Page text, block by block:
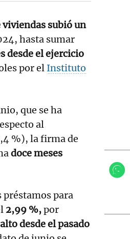
subió un
hasta sumar
desde el ejercicio
por el Instituto
que se ha
al
%), la firma de
doce meses
préstamos para
2,99 %,por
desde el pasado